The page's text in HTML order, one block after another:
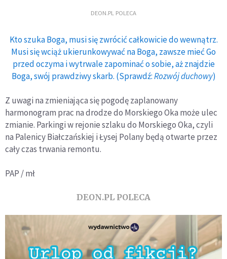
DEON.PL POLECA
Kto szuka Boga, musi się zwrócić całkowicie do wewnątrz.
Musi się wciąż ukierunkowywać na Boga, zawsze mieć Go
przed oczyma i wytrwale zapominać o sobie, aż znajdzie
Boga, swój prawdziwy skarb. (Sprawdź:Rozwój duchowy)
Z uwagi na zmieniająca się pogodę zaplanowany
harmonogram prac na drodze do Morskiego Oka może ulec
zmianie. Parkingi w rejonie szlaku do Morskiego Oka, czyli
na Palenicy Białczańskiej i Łysej Polany będą otwarte przez
cały czas trwania remontu.
PAP / mł
DEON.PL POLECA